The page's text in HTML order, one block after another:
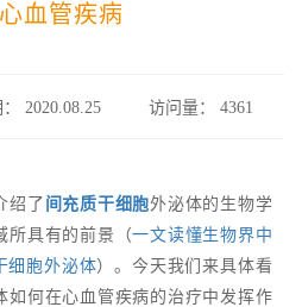
血管疾病
： 2020.08.25 访问量：4361
绍了 间充质干细胞外泌体的生物学
所具有的前景（一文读懂生物界中
细胞外泌体）。今天我们来具体看
如何在心血管疾病的治疗中发挥作